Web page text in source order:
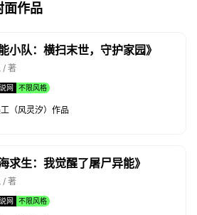
面作品
小队：横扫末世，守护家园》
/ 著
网 不限风格
（风灵汐）作品
求生：我觉醒了屠尸异能》
/ 著
网 不限风格